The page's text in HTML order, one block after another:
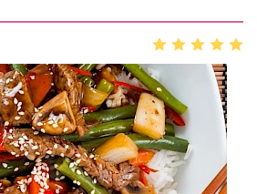
2 3 4